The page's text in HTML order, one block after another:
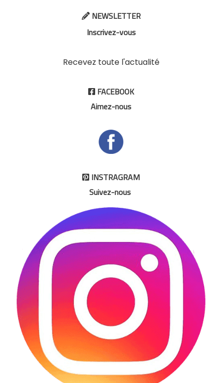
NEWSLETTER
Inscrivez-vous
Recevez toute l'actualité
FACEBOOK
Aimez-nous
 INSTRAGRAM
Suivez-nous